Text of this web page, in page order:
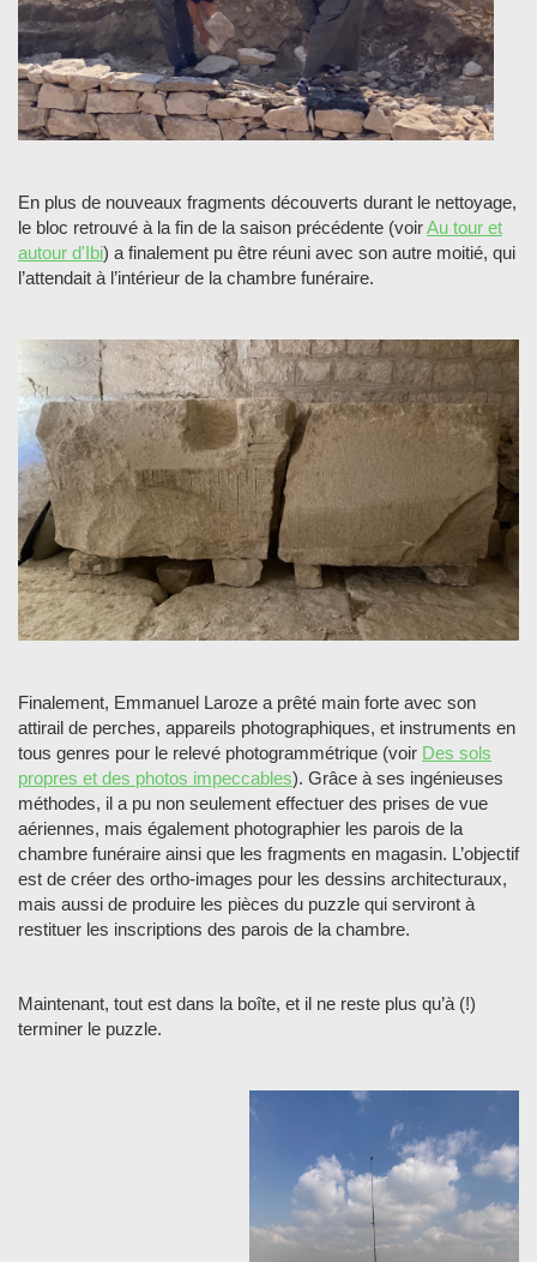
En plus de nouveaux fragments découverts durant le nettoyage,
le bloc retrouvé à la fin de la saison précédente (voirAu tour et
autour d'Ibi) a finalement pu être réuni avec son autre moitié, qui
l’attendait à l’intérieur de la chambre funéraire.
Finalement, Emmanuel Laroze a prêté main forte avec son
attirail de perches, appareils photographiques, et instruments en
tous genres pour le relevé photogrammétrique (voir Des sols
propres et des photos impeccables). Grâce à ses ingénieuses
méthodes, il a pu non seulement effectuer des prises de vue
aériennes, mais également photographier les parois de la
chambre funéraire ainsi que les fragments en magasin. L’objectif
est de créer des ortho-images pour les dessins architecturaux,
mais aussi de produire les pièces du puzzle qui serviront à
restituer les inscriptions des parois de la chambre.
Maintenant, tout est dans la boîte, et il ne reste plus qu’à (!)
terminer le puzzle.